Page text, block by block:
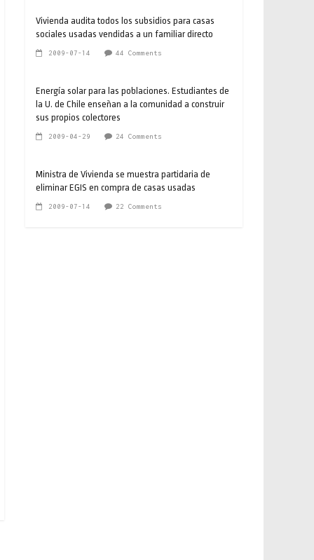
Vivienda audita todos los subsidios para casas
sociales usadas vendidas a un familiar directo
2009-07-14 44 Comments
Energía solar para las poblaciones. Estudiantes de
la U. de Chile enseñan a la comunidad a construir
sus propios colectores
2009-04-29 24 Comments
Ministra de Vivienda se muestra partidaria de
eliminar EGIS en compra de casas usadas
2009-07-14 22 Comments